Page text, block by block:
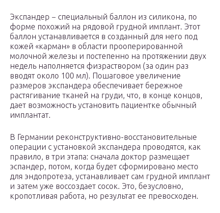
Экспандер − специальный баллон из силикона, по
форме похожий на рядовой грудной имплант. Этот
баллон устанавливается в созданный для него под
кожей «карман» в области прооперированной
молочной железы и постепенно на протяжении двух
недель наполняется физраствором (за один раз
вводят около 100 мл). Пошаговое увеличение
размеров экспандера обеспечивает бережное
растягивание тканей на груди, что, в конце концов,
дает возможность установить пациентке обычный
имплантат.
В Германии реконструктивно-восстановительные
операции с установкой экспандера проводятся, как
правило, в три этапа: сначала доктор размещает
эспандер, потом, когда будет сформировано место
для эндопротеза, устанавливает сам грудной имплант
и затем уже воссоздает сосок. Это, безусловно,
кропотливая работа, но результат ее превосходен.